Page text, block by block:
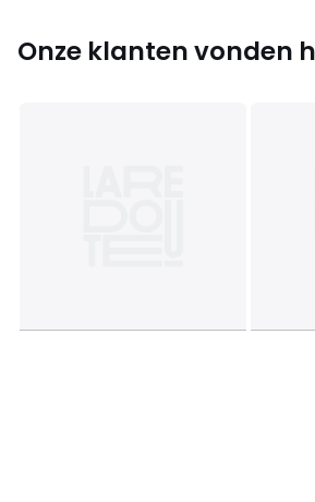
kenmerken
• Herkomst van de productie (weving,
Onze klanten vonden